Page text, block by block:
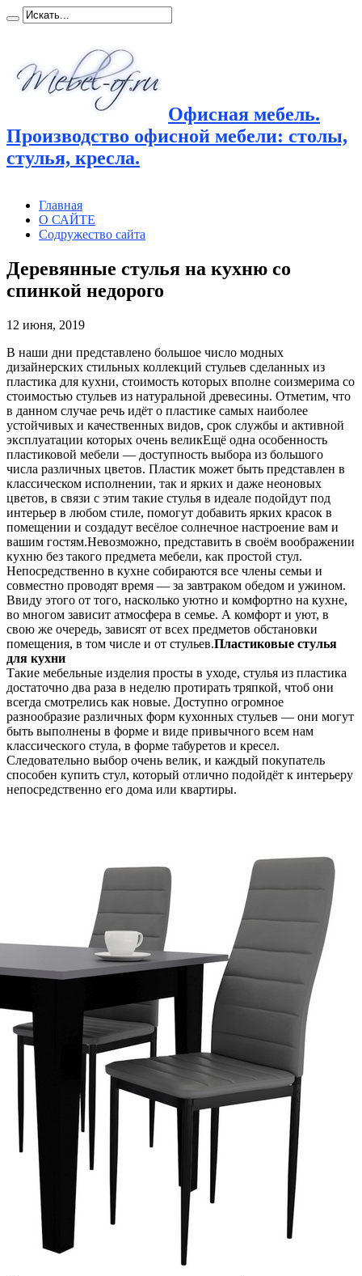
Офисная мебель.
Производство офисной мебели: столы,
стулья, кресла.
Главная
О САЙТЕ
Содружество сайта
Деревянные стулья на кухню со
спинкой недорого
12 июня, 2019
В наши дни представлено большое число модных
дизайнерских стильных коллекций стульев сделанных из
пластика для кухни, стоимость которых вполне соизмерима со
стоимостью стульев из натуральной древесины. Отметим, что
в данном случае речь идёт о пластике самых наиболее
устойчивых и качественных видов, срок службы и активной
эксплуатации которых очень великЕщё одна особенность
пластиковой мебели — доступность выбора из большого
числа различных цветов. Пластик может быть представлен в
классическом исполнении, так и ярких и даже неоновых
цветов, в связи с этим такие стулья в идеале подойдут под
интерьер в любом стиле, помогут добавить ярких красок в
помещении и создадут весёлое солнечное настроение вам и
вашим гостям.Невозможно, представить в своём воображении
кухню без такого предмета мебели, как простой стул.
Непосредственно в кухне собираются все члены семьи и
совместно проводят время — за завтраком обедом и ужином.
Ввиду этого от того, насколько уютно и комфортно на кухне,
во многом зависит атмосфера в семье. А комфорт и уют, в
свою же очередь, зависят от всех предметов обстановки
помещения, в том числе и от стульев.Пластиковые стулья
для кухни
Такие мебельные изделия просты в уходе, стулья из пластика
достаточно два раза в неделю протирать тряпкой, чтоб они
всегда смотрелись как новые. Доступно огромное
разнообразие различных форм кухонных стульев — они могут
быть выполнены в форме и виде привычного всем нам
классического стула, в форме табуретов и кресел.
Следовательно выбор очень велик, и каждый покупатель
способен купить стул, который отлично подойдёт к интерьеру
непосредственно его дома или квартиры.